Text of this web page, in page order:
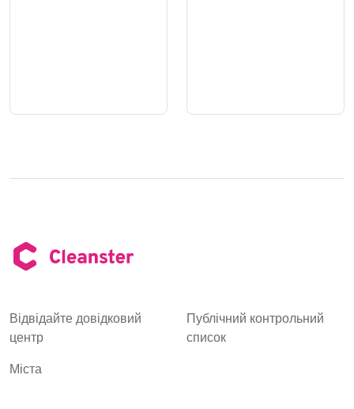
Відвідайте довідковий
центр
Публічний контрольний
список
Міста